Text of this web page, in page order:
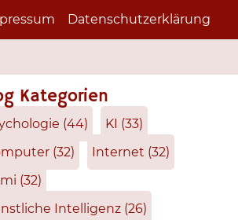
Datenschutzerklärung
Kategorien
(44) KI (33)
(32) Internet (32)
(32)
Intelligenz (26)